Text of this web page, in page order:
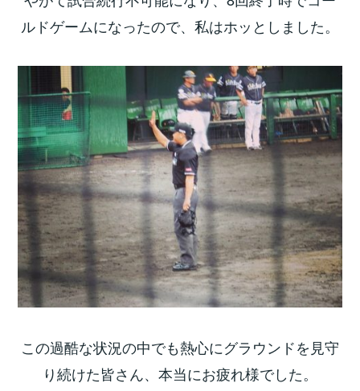
ルドゲームになったので、私はホッとしました。
この過酷な状況の中でも熱心にグラウンドを見守
り続けた皆さん、本当にお疲れ様でした。